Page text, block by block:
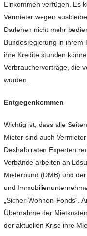
Einkommen verfügen. Es
Vermieter wegen
Darlehen nicht mehr
Bundesregierung in ihrem
ihre Kredite stunden
Verbraucherverträge, die
wurden.
Entgegenkommen
Wichtig ist, dass alle
Mieter sind auch
Deshalb raten Experten
Verbände arbeiten an
Mieterbund (DMB) und
und
„Sicher-Wohnen-Fonds“.
Übernahme der
der aktuellen Krise ihre